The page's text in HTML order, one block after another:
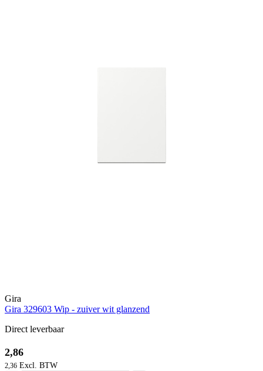
Gira
Gira 329603 Wip - zuiver wit glanzend
Direct leverbaar
2,86
2,36